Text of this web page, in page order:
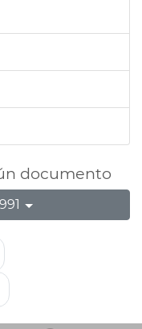
documento